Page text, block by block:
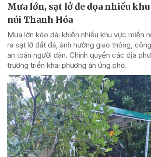
Mưa lớn, sạt lở đe dọa nhiều
núi Thanh Hóa
Mưa lớn kéo dài khiến nhiều khu vực miền
ra sạt lở đất đá, ảnh hưởng giao thông,
an toàn người dân. Chính quyền các địa
trương triển khai phương án ứng phó.